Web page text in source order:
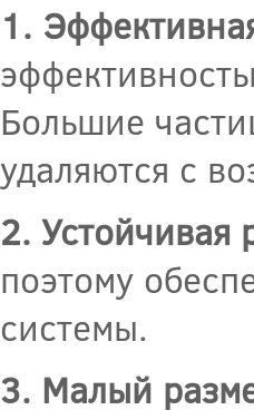
1.
Большие
удаляются с
2. Устойчивая
поэтому
системы.
3. Малый